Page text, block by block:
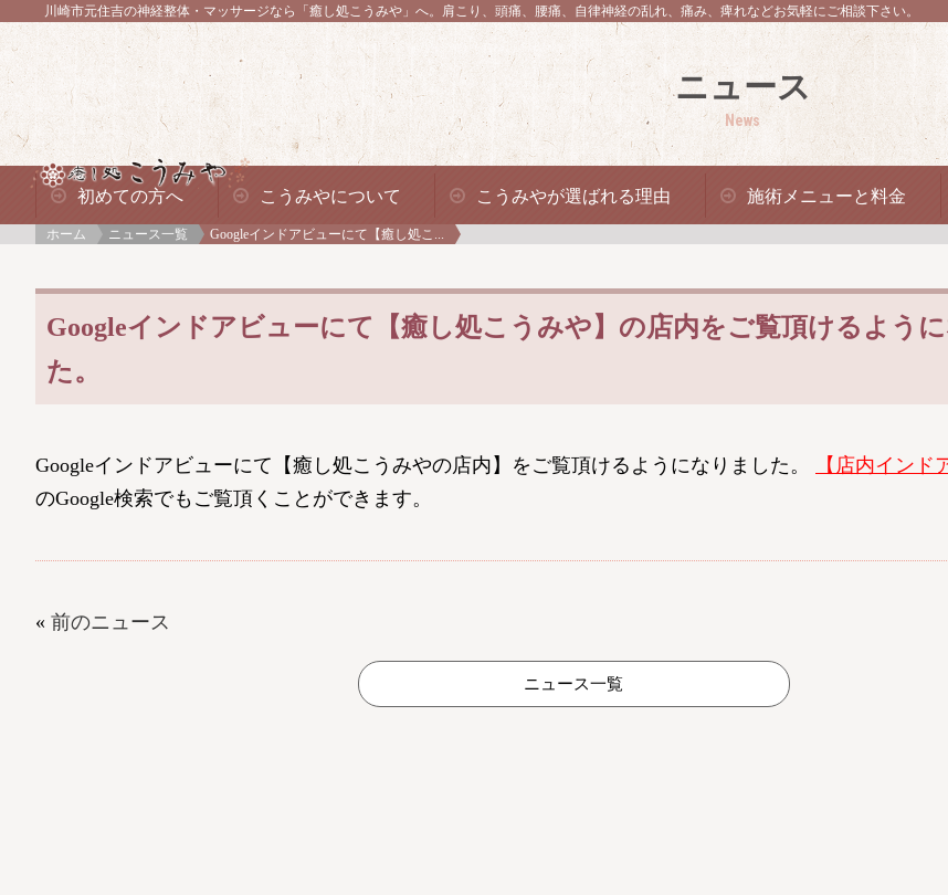
川崎市元住吉の神経整体・マッサージなら「癒し処こうみや」へ。 肩こり、頭痛、腰痛、自律神経の乱れ、痛み、痺れなどお気軽にご相談下さい。
ニュース
News
初めての方へ こうみやについて こうみやが選ばれる理由 施術メニューと料金
ホーム ニュース一覧 Googleインドアビューにて【癒し処こ...
Googleインドアビューにて【癒し処こうみや】の店内をご覧頂けるよう
た。
Googleインドアビューにて【癒し処こうみやの店内】をご覧頂けるようになりました。 【店内インド
のGoogle検索でもご覧頂くことができます。
« 前のニュース
ニュース一覧